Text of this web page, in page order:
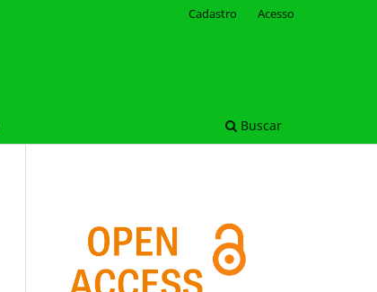
Buscar
Cadastro Acesso